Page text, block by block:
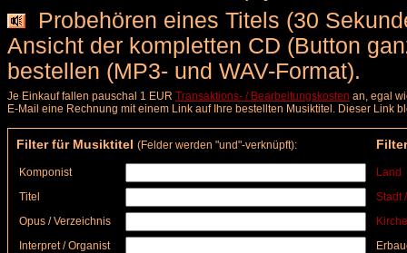
Probehören eines Titels (30
Ansicht der kompletten CD (Button
bestellen (MP3- und WAV-Format).
Je Einkauf fallen pauschal 1 EUR Transaktions- / Bearbeitungskosten an, egal
E-Mail eine Rechnung mit einem Link auf Ihre bestellten Musiktitel. Dieser
Filter für Musiktitel (Felder werden "und"-verknüpft):
Komponist
Land
Titel
Stadt
Opus / Verzeichnis
Interpret / Organist